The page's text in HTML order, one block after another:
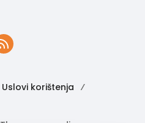
Uslovi korištenja